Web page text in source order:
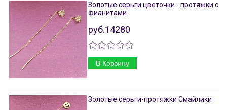
Золотые серьги цветочки - протяжки с
фианитами
руб.14280
В Корзину
Золотые серьги-протяжки Смайлики